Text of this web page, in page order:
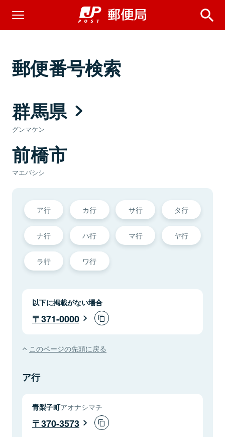
郵便番号検索
群馬県
グンマケン
前橋市
マエバシシ
ア行 カ行 サ行 タ行
ナ行 ハ行 マ行 ヤ行
ラ行 ワ行
以下に掲載がない場合
371-0000
このページの先頭に戻る
ア行
青梨子町アオナシマチ
370-3573